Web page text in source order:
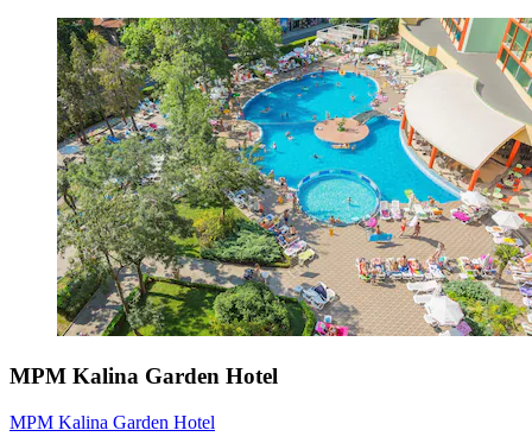
MPM Kalina Garden Hotel
MPM Kalina Garden Hotel